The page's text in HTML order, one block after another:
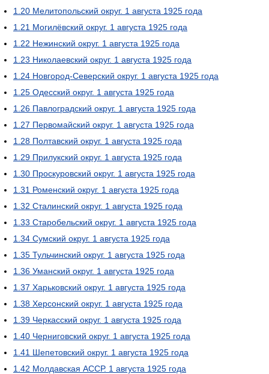
1.20 Мелитопольский округ. 1 августа 1925 года
1.21 Могилёвский округ. 1 августа 1925 года
1.22 Нежинский округ. 1 августа 1925 года
1.23 Николаевский округ. 1 августа 1925 года
1.24 Новгород-Северский округ. 1 августа 1925 года
1.25 Одесский округ. 1 августа 1925 года
1.26 Павлоградский округ. 1 августа 1925 года
1.27 Первомайский округ. 1 августа 1925 года
1.28 Полтавский округ. 1 августа 1925 года
1.29 Прилукский округ. 1 августа 1925 года
1.30 Проскуровский округ. 1 августа 1925 года
1.31 Роменский округ. 1 августа 1925 года
1.32 Сталинский округ. 1 августа 1925 года
1.33 Старобельский округ. 1 августа 1925 года
1.34 Сумский округ. 1 августа 1925 года
1.35 Тульчинский округ. 1 августа 1925 года
1.36 Уманский округ. 1 августа 1925 года
1.37 Харьковский округ. 1 августа 1925 года
1.38 Херсонский округ. 1 августа 1925 года
1.39 Черкасский округ. 1 августа 1925 года
1.40 Черниговский округ. 1 августа 1925 года
1.41 Шепетовский округ. 1 августа 1925 года
1.42 Молдавская АССР. 1 августа 1925 года